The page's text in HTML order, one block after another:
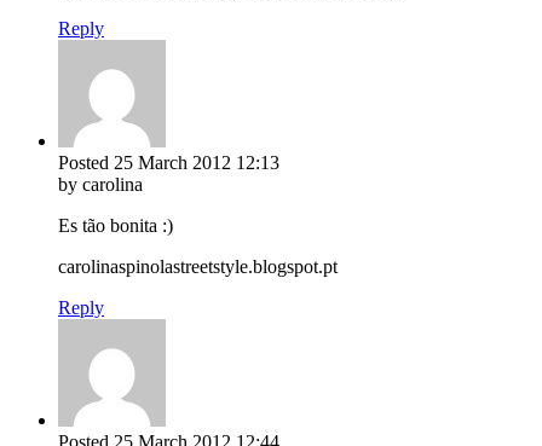
Reply
Posted 25 March 2012 12:13
by carolina
Es tão bonita :)
carolinaspinolastreetstyle.blogspot.pt
Reply